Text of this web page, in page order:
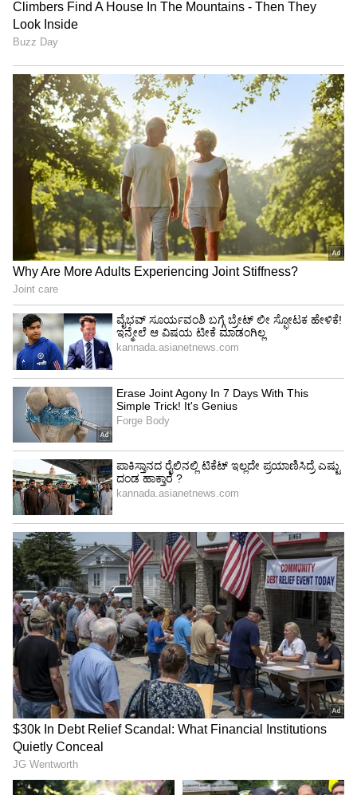
ಅಕ್ಷಯ್ ಸಿನಿಮಾಗಳ ಬಗ್ಗೆ ಹೇಳುವುದಾದರೆ ಕೊನೆಯದಾಗಿ
ರಾಮ್ ಸೇತು ಮೂಲಕ ಅಭಿಮಾನಿಗಳ ಮುಂದೆ ಬಂದಿದ್ದರು.
ಆದರೆ ಈ ಸಿನಿಮಾ ದೊಡ್ಡ ಮಟ್ಟದ ಸಕ್ಸಸ್ ಕಾಣುವಲ್ಲಿ
ವಿಫಲವಾಗಿದೆ. ಈ ವರ್ಷ ಅಕ್ಷಯ್ ಕುಮಾರ್ ನಟನೆಯ 5
ಸಿನಿಮಾಗಳು ರಿಲೀಸ್ ಆಗಿವೆ. ಆದರೆ ಯಾವ ಸಿನಿಮಾಗಳು
ಹಾಗಾಗಿ ಮುಂದಿನ ಸಿನಿಮಾಗಳ ಮೇಲೆ ಕುತೂಹ ಹೆಚ್ಚಾಗಿದೆ.
ಶೇ.50 ರಿಂದ ಶೇ.18 ಕ್ಕೆ TAX ಇಳಿಕೆ: ಮೋದಿ-
Trade Deal | Party Rounds